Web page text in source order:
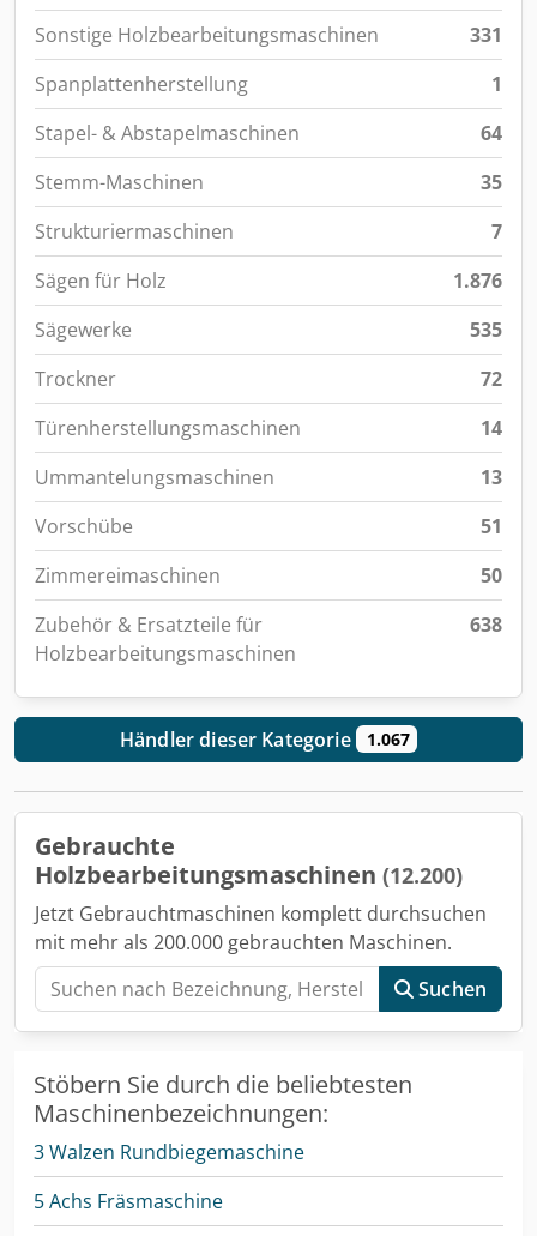
Sonstige Holzbearbeitungsmaschinen
331
Spanplattenherstellung
1
Stapel- & Abstapelmaschinen
64
Stemm-Maschinen
35
Strukturiermaschinen
7
Sägen für Holz
1.876
Sägewerke
535
Trockner
72
Türenherstellungsmaschinen
14
Ummantelungsmaschinen
13
Vorschübe
51
Zimmereimaschinen
50
Zubehör & Ersatzteile für
Holzbearbeitungsmaschinen
638
Händler dieser Kategorie 1.067
Gebrauchte
Holzbearbeitungsmaschinen (12.200)
Jetzt Gebrauchtmaschinen komplett durchsuchen
mit mehr als 200.000 gebrauchten Maschinen.
Suchen
Stöbern Sie durch die beliebtesten
Maschinenbezeichnungen:
3 Walzen Rundbiegemaschine
5 Achs Fräsmaschine